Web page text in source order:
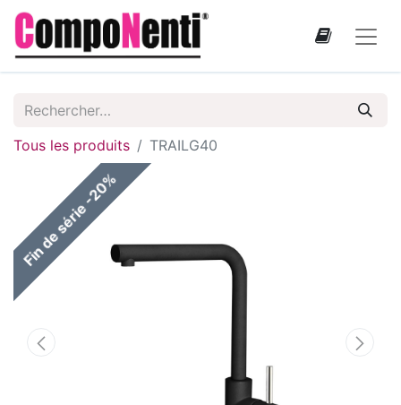
Tous les produits TRAILG40
Fin de série -20%